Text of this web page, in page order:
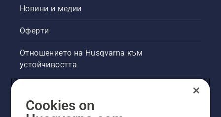
Новини и медии
Оферти
Отношението на Husqvarna към
устойчивостта
Други сайтове на Husqvarna
Cookies on